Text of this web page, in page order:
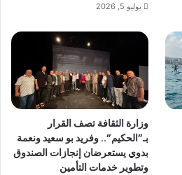
يوليو 5, 2026
وزارة الثقافة تصف القرار
بـ”الحكيم”.. وفريد بو سعيد ونعمة
بدوي يستعرضان إنجازات الصندوق
وتطوير خدمات التأمين